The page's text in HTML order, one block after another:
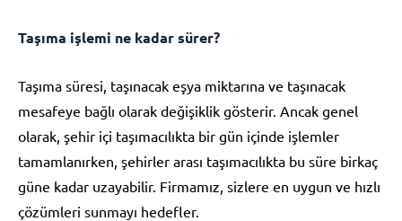
Taşıma işlemi ne kadar sürer?
Taşıma süresi, taşınacak eşya miktarına ve taşınacak
mesafeye bağlı olarak değişiklik gösterir. Ancak genel
olarak, şehir içi taşımacılıkta bir gün içinde işlemler
tamamlanırken, şehirler arası taşımacılıkta bu süre birkaç
güne kadar uzayabilir. Firmamız, sizlere en uygun ve hızlı
çözümleri sunmayı hedefler.